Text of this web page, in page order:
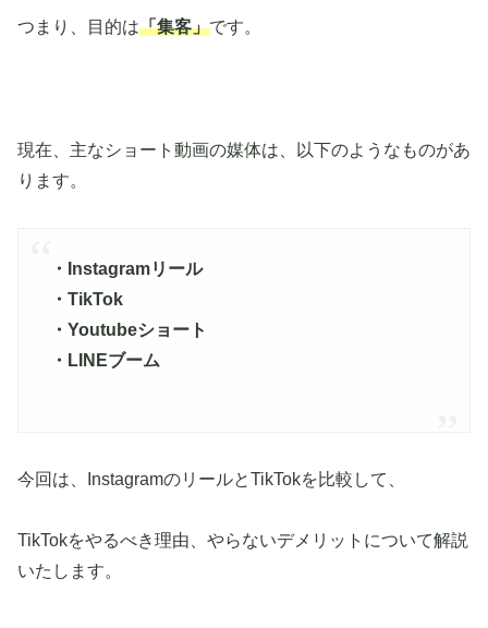
つまり、目的は「集客」です。
現在、主なショート動画の媒体は、以下のようなものがあ
ります。
・Instagramリール
・TikTok
・Youtubeショート
・LINEブーム
今回は、InstagramのリールとTikTokを比較して、
TikTokをやるべき理由、やらないデメリットについて解説
いたします。